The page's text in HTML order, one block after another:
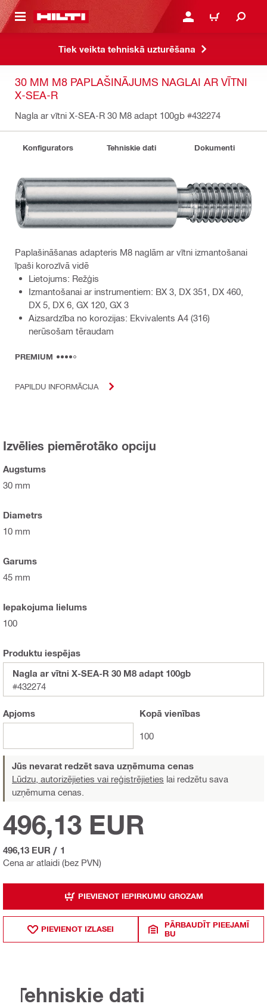
SATURU PIESLĒGTIES VAI
IEPIRKŠANĀS
Tiek veikta tehniskā uzturēšana
30 MM M8 PAPLAŠINĀJUMS NAGLAI AR VĪTNI
X-SEA-R
Nagla ar vītni X-SEA-R 30 M8 adapt 100gb #432274
Konfigurators Tehniskie dati Dokumenti
Paplašināšanas adapteris M8 naglām ar vītni izmantošanai
īpaši korozīvā vidē
Lietojums: Režģis
Izmantošanai ar instrumentiem: BX 3, DX 351, DX 460,
DX 5, DX 6, GX 120, GX 3
Aizsardzība no korozijas: Ekvivalents A4 (316)
nerūsošam tēraudam
PREMIUM
PAPILDU INFORMĀCIJA
Izvēlies piemērotāko opciju
Augstums
30 mm
Diametrs
10 mm
Garums
45 mm
Iepakojuma lielums
100
Produktu iespējas
Nagla ar vītni X-SEA-R 30 M8 adapt 100gb
#432274
Apjoms Kopā vienības
100
Jūs nevarat redzēt sava uzņēmuma cenas
Lūdzu, autorizējieties vai reģistrējieties lai redzētu sava
uzņēmuma cenas.
Cena ar atlaidi (bez PVN)
496,13 EUR
496,13 EUR / 1
PIEVIENOT IEPIRKUMU GROZAM
PIEVIENOT IZLASEI
PĀRBAUDĪT PIEEJAMĪ
BU
Tehniskie dati